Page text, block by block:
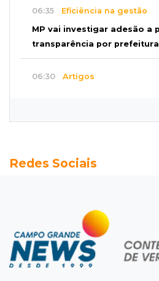
06:35 Eficiência na gestão
MP vai investigar adesão a
transparência por
06:30 Artigos
em caminhão estacionado
Instabilidade avança sobre
nova frente fria chega no
06:02Editorial
Redes Sociais